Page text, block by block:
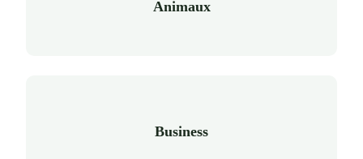
Animaux
Business